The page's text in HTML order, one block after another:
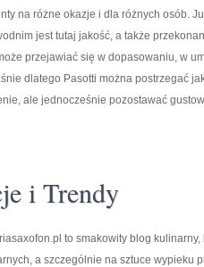
na różne okazje i dla różnych osób.
jest tutaj jakość, a także
przejawiać się w dopasowaniu, w
dlatego Pasotti można postrzegać
ale jednocześnie pozostawać
i Trendy
to smakowity blog
a szczególnie na sztuce wypieku